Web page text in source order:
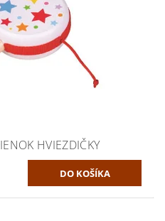
HVIEZDIČKY